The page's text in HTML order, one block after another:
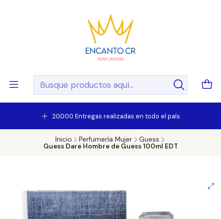
20.000 Entregas realizadas en todo el país
Inicio Perfumería Mujer
Guess
Guess Dare Hombre de Guess 100ml EDT